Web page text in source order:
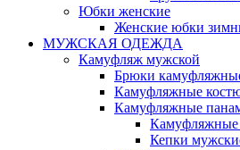
Юбки женские
Женские юбки
МУЖСКАЯ ОДЕЖДА
Камуфляж мужской
Брюки
Камуфляжные
Камуфляжные
Кепки